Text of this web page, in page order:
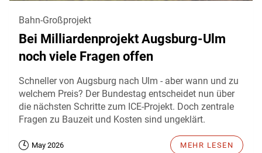
Bahn-Großprojekt
Bei Milliardenprojekt Augsburg-Ulm
noch viele Fragen offen
Schneller von Augsburg nach Ulm - aber wann und zu
welchem Preis? Der Bundestag entscheidet nun über
die nächsten Schritte zum ICE-Projekt. Doch zentrale
Fragen zu Bauzeit und Kosten sind ungeklärt.
May 2026 MEHR LESEN